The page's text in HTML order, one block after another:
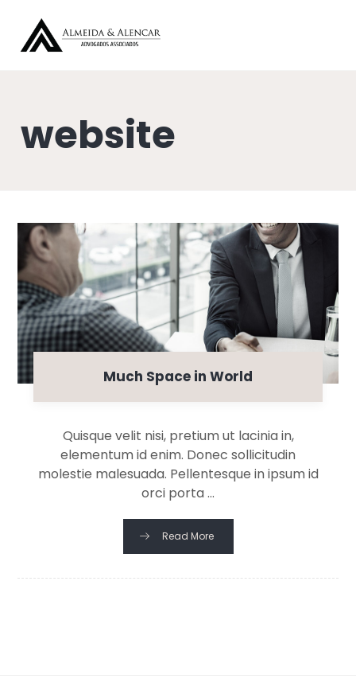
website
Much Space in World
Quisque velit nisi, pretium ut lacinia in,
elementum id enim. Donec sollicitudin
molestie malesuada. Pellentesque in ipsum id
orci porta ...
Read More